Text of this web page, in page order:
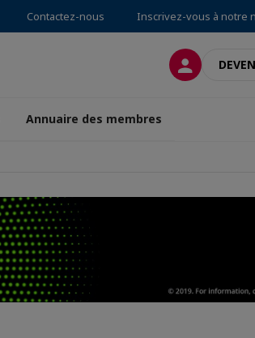
Contactez-nous Inscrivez-vous à notre
CONNEXION
Annuaire des membres